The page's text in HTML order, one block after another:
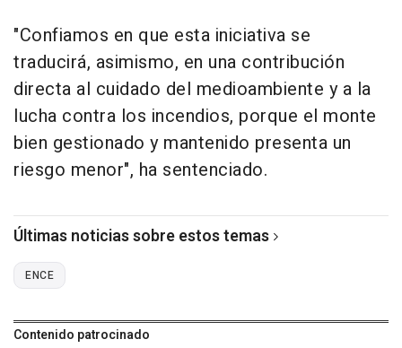
"Confiamos en que esta iniciativa se
traducirá, asimismo, en una contribución
directa al cuidado del medioambiente y a la
lucha contra los incendios, porque el monte
bien gestionado y mantenido presenta un
riesgo menor", ha sentenciado.
Últimas noticias sobre estos temas
ENCE
Contenido patrocinado